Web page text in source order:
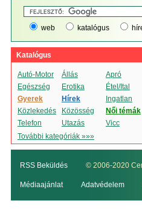
web katalógus
Katalógus
Autó-Motor Állás Apró
Egészség
Erotika Étel/Ital
Gyerek
Hírek Ingatlan
Közlekedés
Közösség Női témák
Telefon
Utazás Vicc
További kategóriák »»»
RSS Beküldés © 2006-2020
Médiaajánlat Adatvédelem